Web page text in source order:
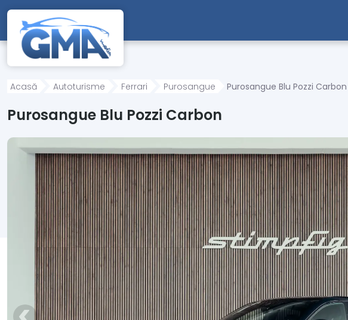
Mergi direct la conținutul principal
Acasă Autoturisme Ferrari Purosangue Purosangue Blu Pozzi Carbon
Purosangue Blu Pozzi Carbon